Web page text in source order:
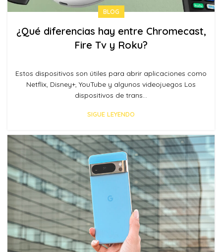
BLOG
¿Qué diferencias hay entre Chromecast,
Fire Tv y Roku?
Estos dispositivos son útiles para abrir aplicaciones como
Netflix, Disney+, YouTube y algunos videojuegos Los
dispositivos de trans...
SIGUE LEYENDO